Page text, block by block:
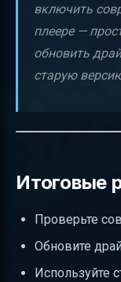
включить
плеере —
обновить
старую
Итоговые
Проверьте
Обновите
Используйте